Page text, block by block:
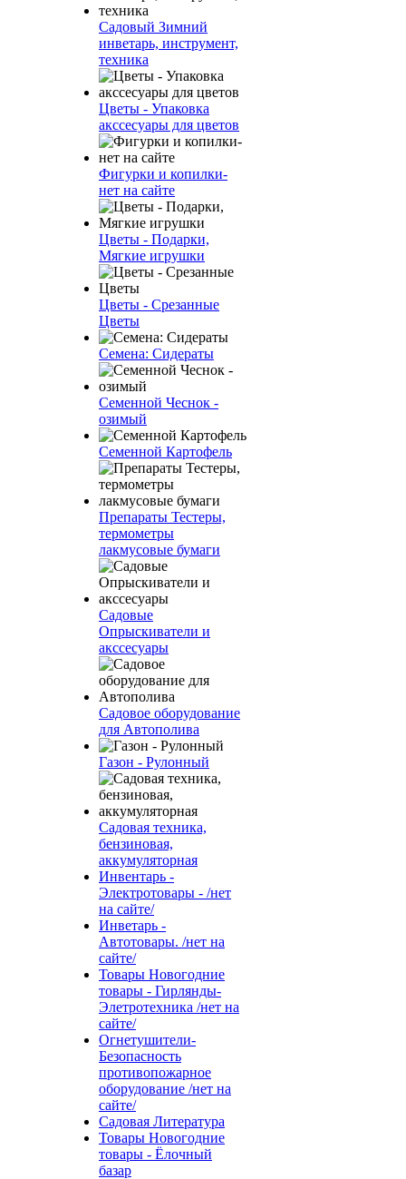
Садовый Зимний
инветарь, инструмент,
техника
Цветы - Упаковка
акссесуары для цветов
Фигурки и копилки-
нет на сайте
Цветы - Подарки,
Мягкие игрушки
Цветы - Срезанные
Цветы
Семена: Сидераты
Семенной Чеснок -
озимый
Семенной Картофель
Препараты Тестеры,
термометры
лакмусовые бумаги
Садовые
Опрыскиватели и
акссесуары
Садовое оборудование
для Автополива
Газон - Рулонный
Садовая техника,
бензиновая,
аккумуляторная
Инвентарь -
Электротовары - /нет
на сайте/
Инветарь -
Автотовары. /нет на
сайте/
Товары Новогодние
товары - Гирлянды-
Элетротехника /нет на
сайте/
Огнетушители-
Безопасность
противопожарное
оборудование /нет на
сайте/
Садовая Литература
Товары Новогодние
товары - Ёлочный
базар